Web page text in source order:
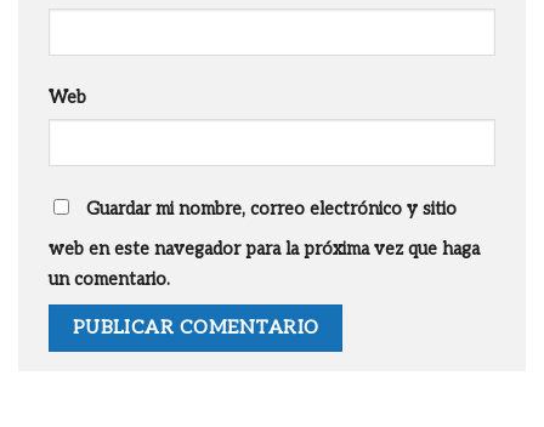
Web
Guardar mi nombre, correo electrónico y sitio
web en este navegador para la próxima vez que haga
un comentario.